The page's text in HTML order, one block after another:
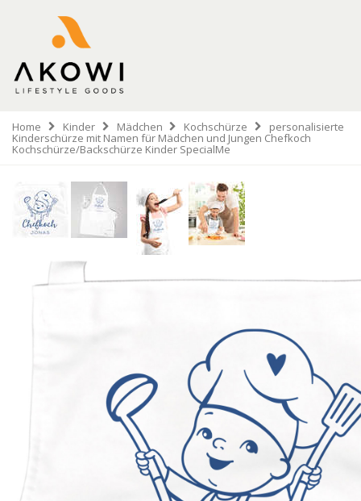
Home Kinder Mädchen Kochschürze personalisierte
Kinderschürze mit Namen für Mädchen und Jungen Chefkoch
Kochschürze/Backschürze Kinder SpecialMe